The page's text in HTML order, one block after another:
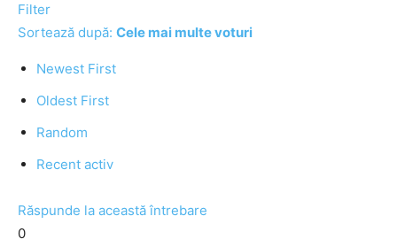
Filter
Sortează după: Cele mai multe voturi
Newest First
Oldest First
Random
Recent activ
Răspunde la această întrebare
0